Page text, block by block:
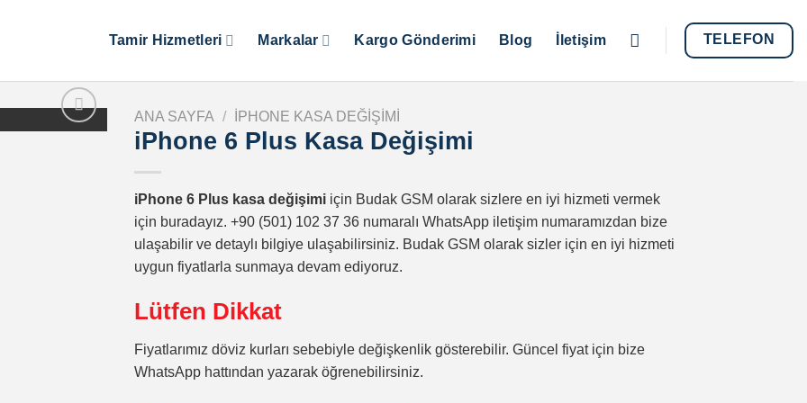
Tamir Hizmetleri Markalar Kargo Gönderimi Blog İletişim TELEFON
ANA SAYFA / IPHONE KASA DEĞIŞIMI
iPhone 6 Plus Kasa Değişimi
iPhone 6 Plus kasa değişimi için Budak GSM olarak sizlere en iyi hizmeti vermek
için buradayız. +90 (501) 102 37 36 numaralı WhatsApp iletişim numaramızdan bize
ulaşabilir ve detaylı bilgiye ulaşabilirsiniz. Budak GSM olarak sizler için en iyi hizmeti
uygun fiyatlarla sunmaya devam ediyoruz.
Lütfen Dikkat
Fiyatlarımız döviz kurları sebebiyle değişkenlik gösterebilir. Güncel fiyat için bize
WhatsApp hattından yazarak öğrenebilirsiniz.